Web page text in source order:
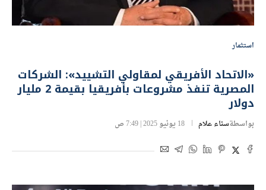
استثمار
«الاتحاد الأفريقي لمقاولي التشييد»: الشركات
المصرية تنفذ مشروعات بأفريقيا بقيمة 2 مليار
دولار
بواسطةسناء علام 18 يونيو 2025 | 7:49 ص